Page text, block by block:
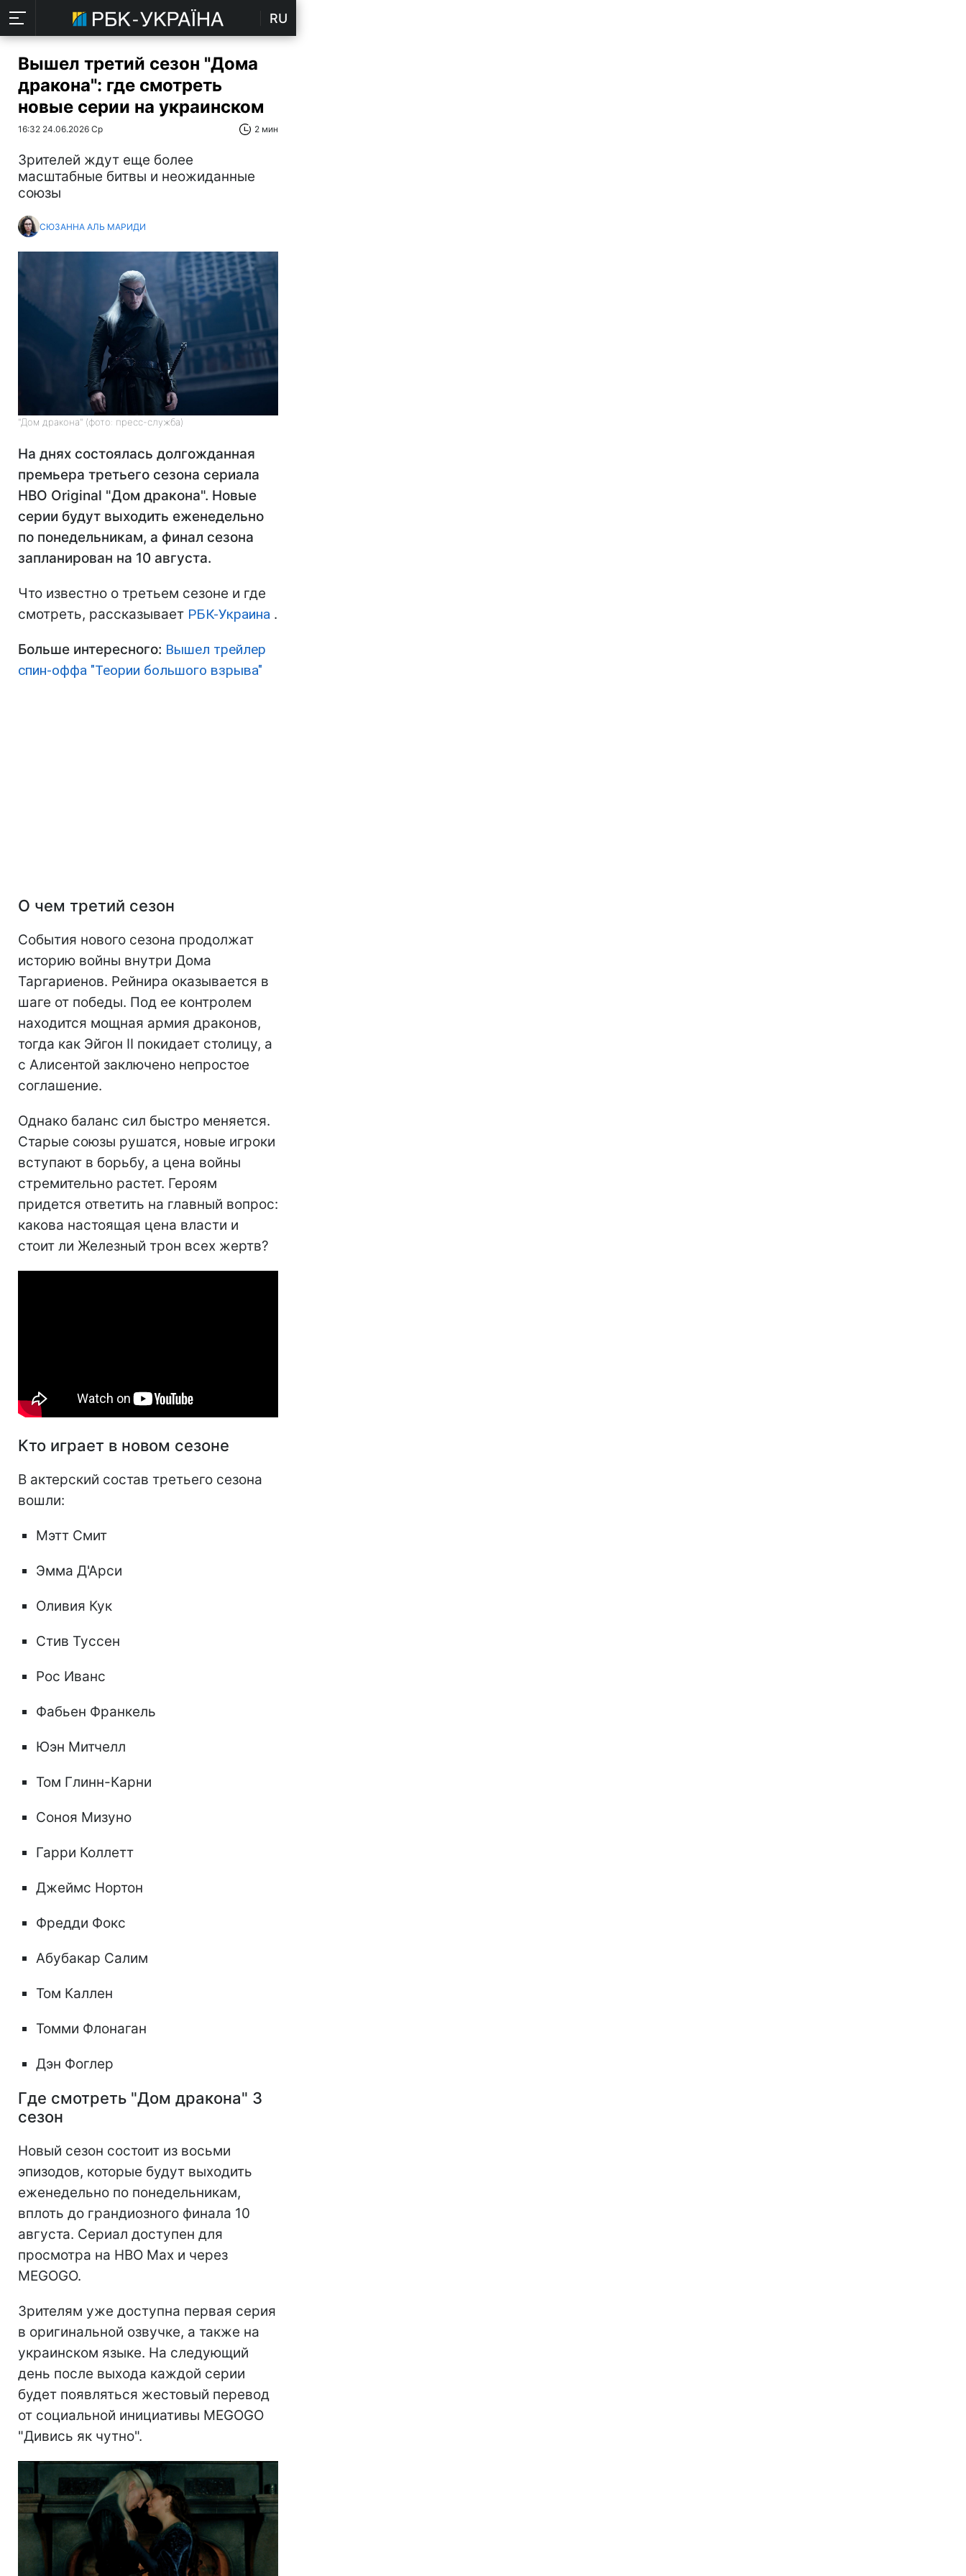
RU
Вышел третий сезон "Дома
дракона": где смотреть
новые серии на украинском
16:32 24.06.2026 Ср 2 мин
Зрителей ждут еще более
масштабные битвы и неожиданные
союзы
СЮЗАННА АЛЬ МАРИДИ
"Дом дракона" (фото: пресс-служба)
На днях состоялась долгожданная
премьера третьего сезона сериала
HBO Original "Дом дракона". Новые
серии будут выходить еженедельно
по понедельникам, а финал сезона
запланирован на 10 августа.
Что известно о третьем сезоне и где
смотреть, рассказывает РБК-Украина .
Больше интересного: Вышел трейлер
спин-оффа "Теории большого взрыва"
О чем третий сезон
События нового сезона продолжат
историю войны внутри Дома
Таргариенов. Рейнира оказывается в
шаге от победы. Под ее контролем
находится мощная армия драконов,
тогда как Эйгон II покидает столицу, а
с Алисентой заключено непростое
соглашение.
Однако баланс сил быстро меняется.
Старые союзы рушатся, новые игроки
вступают в борьбу, а цена войны
стремительно растет. Героям
придется ответить на главный вопрос:
какова настоящая цена власти и
стоит ли Железный трон всех жертв?
Кто играет в новом сезоне
В актерский состав третьего сезона
вошли:
Мэтт Смит
Эмма Д'Арси
Оливия Кук
Стив Туссен
Рос Иванс
Фабьен Франкель
Юэн Митчелл
Том Глинн-Карни
Соноя Мизуно
Гарри Коллетт
Джеймс Нортон
Фредди Фокс
Абубакар Салим
Том Каллен
Томми Флонаган
Дэн Фоглер
Где смотреть "Дом дракона" 3
сезон
Новый сезон состоит из восьми
эпизодов, которые будут выходить
еженедельно по понедельникам,
вплоть до грандиозного финала 10
августа. Сериал доступен для
просмотра на HBO Max и через
MEGOGO.
Зрителям уже доступна первая серия
в оригинальной озвучке, а также на
украинском языке. На следующий
день после выхода каждой серии
будет появляться жестовый перевод
от социальной инициативы MEGOGO
"Дивись як чутно".